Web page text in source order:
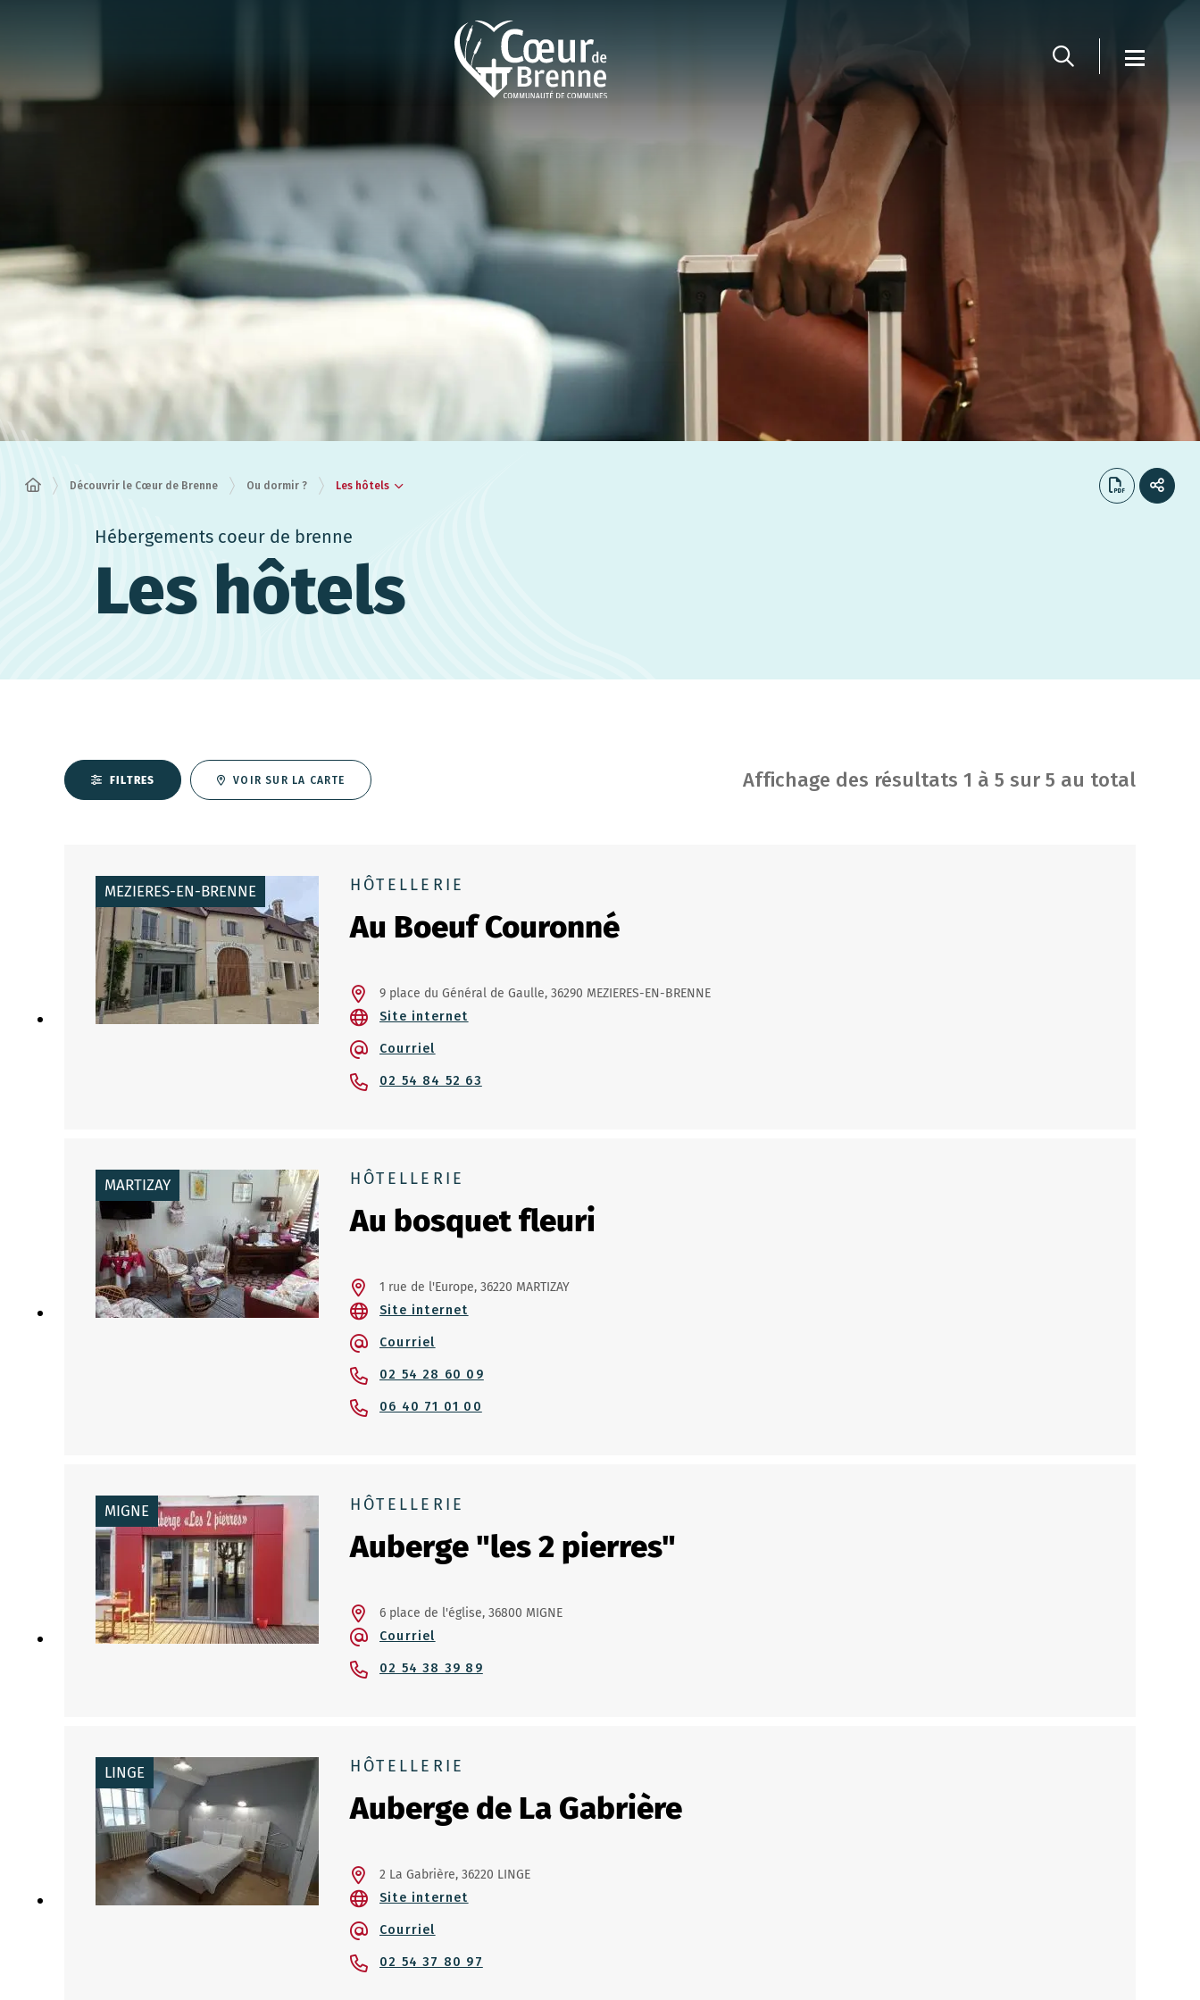
Découvrir le Cœur de Brenne Ou dormir ? Les hôtels
Hébergements coeur de brenne
Les hôtels
FILTRES VOIR SUR LA CARTE Affichage des résultats 1 à 5 sur 5 au total
MEZIERES-EN-BRENNE HÔTELLERIE
Au Boeuf Couronné
9 place du Général de Gaulle, 36290 MEZIERES-EN-BRENNE
Site internet
Courriel
02 54 84 52 63
MARTIZAY HÔTELLERIE
Au bosquet fleuri
1 rue de l'Europe, 36220 MARTIZAY
Site internet
Courriel
02 54 28 60 09
06 40 71 01 00
MIGNE HÔTELLERIE
Auberge "les 2 pierres"
6 place de l'église, 36800 MIGNE
Courriel
02 54 38 39 89
LINGE HÔTELLERIE
Auberge de La Gabrière
2 La Gabrière, 36220 LINGE
Site internet
Courriel
02 54 37 80 97